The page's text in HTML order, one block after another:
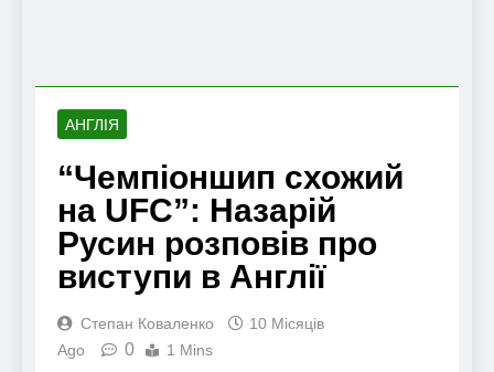
АНГЛІЯ
“Чемпіоншип схожий
на UFC”: Назарій
Русин розповів про
виступи в Англії
Степан Коваленко
10 Місяців
Ago
0 1 Mins